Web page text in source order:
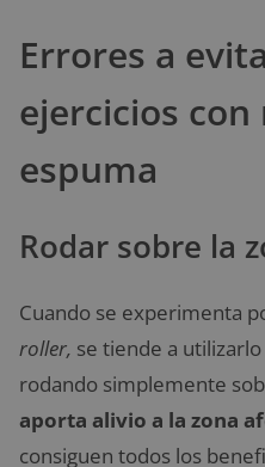
Errores a
ejercicios
espuma
Rodar sobre la
Cuando se experimenta
roller, se tiende a
rodando simplemente
aporta alivio a la zona
consiguen todos los